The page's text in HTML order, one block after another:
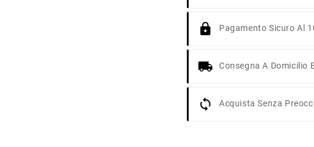
Pagamento Sicuro Al
Consegna A Domicilio
Acquista Senza